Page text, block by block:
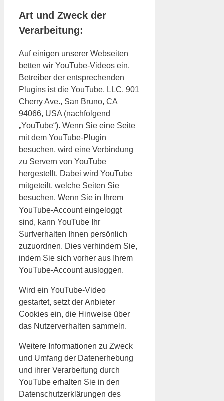
Art und Zweck der
Verarbeitung:
Auf einigen unserer Webseiten
betten wir YouTube-Videos ein.
Betreiber der entsprechenden
Plugins ist die YouTube, LLC, 901
Cherry Ave., San Bruno, CA
94066, USA (nachfolgend
„YouTube“). Wenn Sie eine Seite
mit dem YouTube-Plugin
besuchen, wird eine Verbindung
zu Servern von YouTube
hergestellt. Dabei wird YouTube
mitgeteilt, welche Seiten Sie
besuchen. Wenn Sie in Ihrem
YouTube-Account eingeloggt
sind, kann YouTube Ihr
Surfverhalten Ihnen persönlich
zuzuordnen. Dies verhindern Sie,
indem Sie sich vorher aus Ihrem
YouTube-Account ausloggen.
Wird ein YouTube-Video
gestartet, setzt der Anbieter
Cookies ein, die Hinweise über
das Nutzerverhalten sammeln.
Weitere Informationen zu Zweck
und Umfang der Datenerhebung
und ihrer Verarbeitung durch
YouTube erhalten Sie in den
Datenschutzerklärungen des